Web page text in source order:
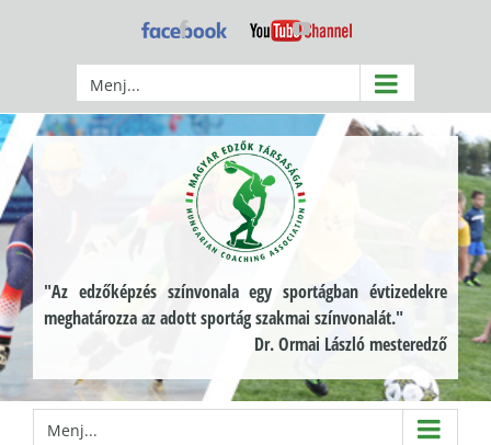
Facebook YouTube
Menj...
"Az edzőképzés színvonala egy sportágban évtizedekre
meghatározza az adott sportág szakmai színvonalát."
Dr. Ormai László mesteredző
Menj...